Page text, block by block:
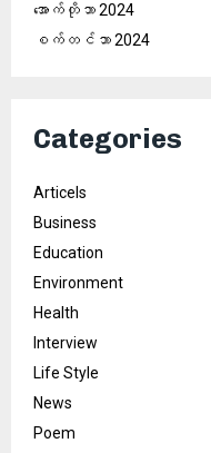
အောက်တိုဘာ 2024
စက်တင်ဘာ 2024
Categories
Articels
Business
Education
Environment
Health
Interview
Life Style
News
Poem